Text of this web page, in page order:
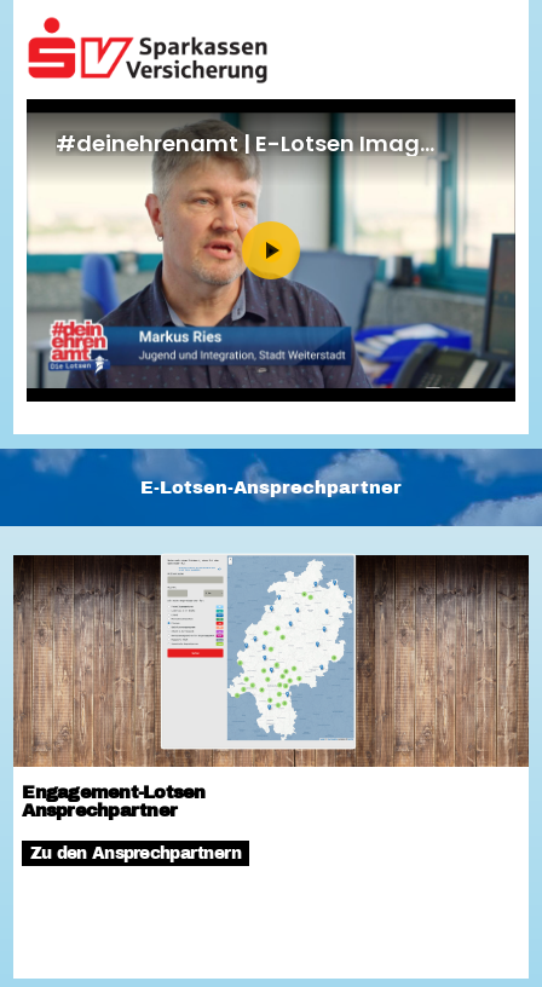
Mach dich schlau
GEMA-Pakt
Di@-Lotsen in Hessen
Energiepreiskrise und Ehrenamt
Flüchtlingshilfe + Integration
Generationsübergreifend aktiv
Patenschaftsprojekte
Qualifizierung & Fortbildung
Stiftungen
Vereine, Spenden, Steuern - Gut zu Wissen
Versicherungsschutz
Wissenswertes rund um dein Ehrenamt
Zahlen, Daten, Fakten aus Hessen
Service
Suche
Downloads
Kontakt
Impressum
Barriere melden
E-Lotsen-Ansprechpartner
Engagement-Lotsen
Ansprechpartner
Zu den Ansprechpartnern